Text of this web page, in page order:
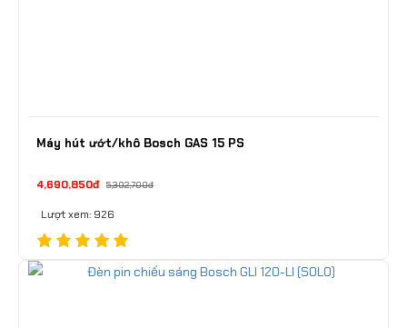
Máy hút ướt/khô Bosch GAS 15 PS
4,690,850đ 5,302,700đ
Lượt xem: 926